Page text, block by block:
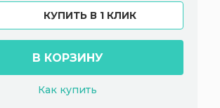
КУПИТЬ В 1 КЛИК
В КОРЗИНУ
Как купить